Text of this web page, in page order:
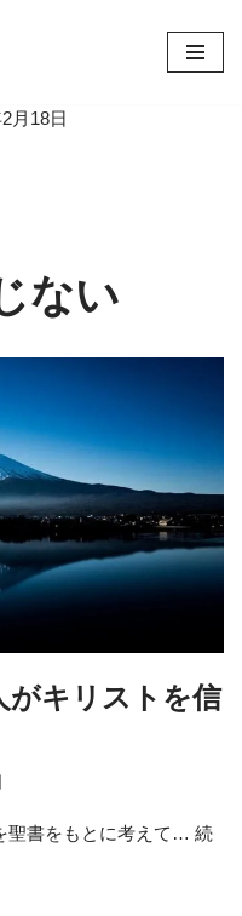
月18日
ない
がキリストを信
聖書をもとに考えて… 続